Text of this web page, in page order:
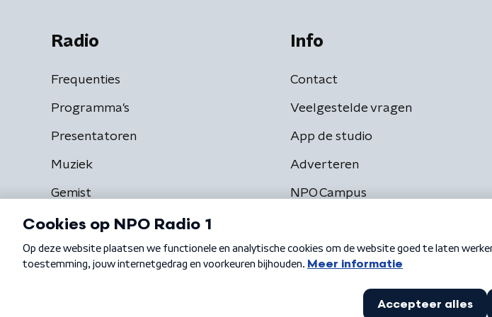
Radio
Frequenties
Programma's
Presentatoren
Muziek
Gemist
Info
Contact
Veelgestelde vragen
App de studio
Adverteren
NPO Campus
Algemene voorwaarden Privacybeleid